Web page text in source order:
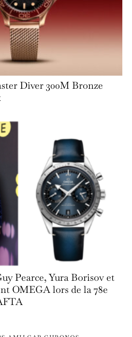
Diver 300M Bronze
Pearce, Yura Borisov et
OMEGA lors de la 78e